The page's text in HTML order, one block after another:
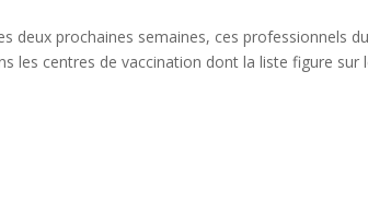
deux prochaines semaines, ces professionnels
les centres de vaccination dont la liste figure sur